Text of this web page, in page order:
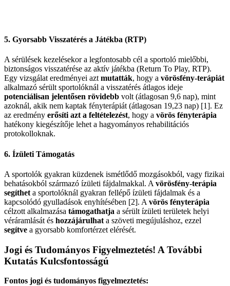
5. Gyorsabb Visszatérés a Játékba (RTP)
A sérülések kezelésekor a legfontosabb cél a sportoló mielőbbi,
biztonságos visszatérése az aktív játékba (Return To Play, RTP).
Egy vizsgálat eredményei azt mutatták, hogy a vörösfény-terápiát
alkalmazó sérült sportolóknál a visszatérés átlagos ideje
potenciálisan jelentősen rövidebb volt (átlagosan 9,6 nap), mint
azoknál, akik nem kaptak fényterápiát (átlagosan 19,23 nap) [1]. Ez
az eredmény erősíti azt a feltételezést, hogy a vörös fényterápia
hatékony kiegészítője lehet a hagyományos rehabilitációs
protokolloknak.
6. Ízületi Támogatás
A sportolók gyakran küzdenek ismétlődő mozgásokból, vagy fizikai
behatásokból származó ízületi fájdalmakkal. A vörösfény-terápia
segíthet a sportolóknál gyakran fellépő ízületi fájdalmak és a
kapcsolódó gyulladások enyhítésében [2]. A vörös fényterápia
célzott alkalmazása támogathatja a sérült ízületi területek helyi
véráramlását és hozzájárulhat a szöveti megújuláshoz, ezzel
segítve a gyorsabb komfortérzet elérését.
Jogi és Tudományos Figyelmeztetés! A További
Kutatás Kulcsfontosságú
Fontos jogi és tudományos figyelmeztetés: